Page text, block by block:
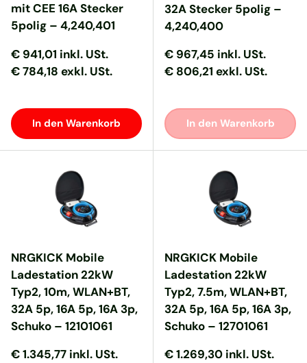
mit CEE 16A Stecker
5polig – 4,240,401
Normaler Preis
Normaler Preis
€ 941,01 inkl. USt.
€ 784,18 exkl. USt.
In den Warenkorb
32A Stecker 5polig –
4,240,400
Normaler Preis
Normaler Preis
€ 967,45 inkl. USt.
€ 806,21 exkl. USt.
In den Warenkorb
NRGKICK Mobile
Ladestation 22kW
Typ2, 10m, WLAN+BT,
32A 5p, 16A 5p, 16A 3p,
Schuko – 12101061
Normaler Preis
Normaler Preis
€ 1.345,77 inkl. USt.
NRGKICK Mobile
Ladestation 22kW
Typ2, 7.5m, WLAN+BT,
32A 5p, 16A 5p, 16A 3p,
Schuko – 12701061
Normaler Preis
Normaler Preis
€ 1.269,30 inkl. USt.